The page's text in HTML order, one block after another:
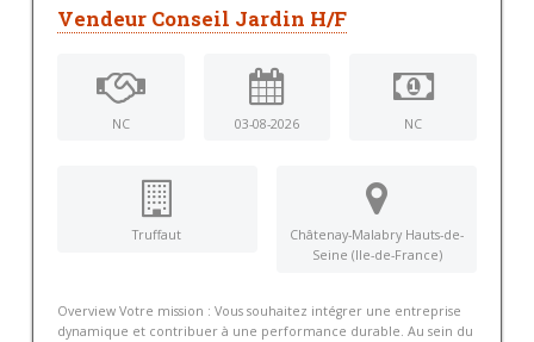
Vendeur Conseil Jardin H/F
NC 03-08-2026 NC
Truffaut
Châtenay-Malabry Hauts-de-
Seine (Ile-de-France)
Overview Votre mission : Vous souhaitez intégrer une entreprise
dynamique et contribuer à une performance durable. Au sein du